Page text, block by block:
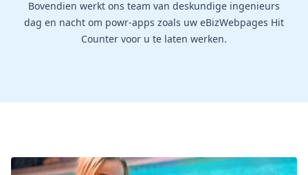
Bovendien werkt ons team van deskundige ingenieurs
dag en nacht om powr-apps zoals uw eBizWebpages Hit
Counter voor u te laten werken.